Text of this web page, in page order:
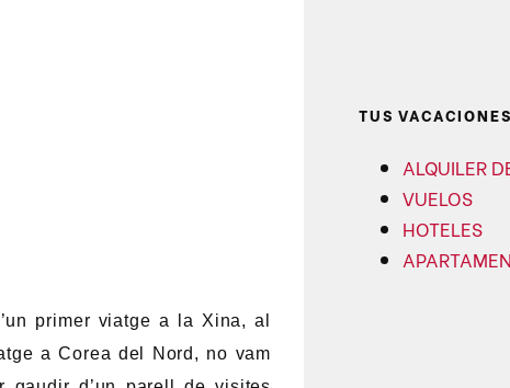
primer viatge a la Xina, al
a Corea del Nord, no vam
TUS VACACIONES
ALQUILER
VUELOS
HOTELES